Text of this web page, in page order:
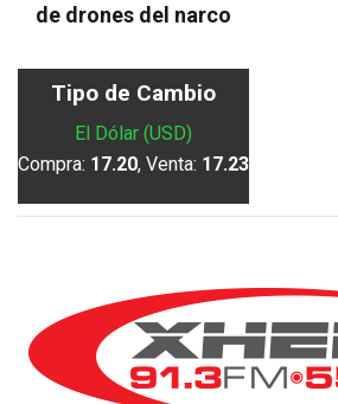
de drones del narco
Tipo de Cambio
El Dólar (USD)
Compra: 17.20, Venta: 17.23